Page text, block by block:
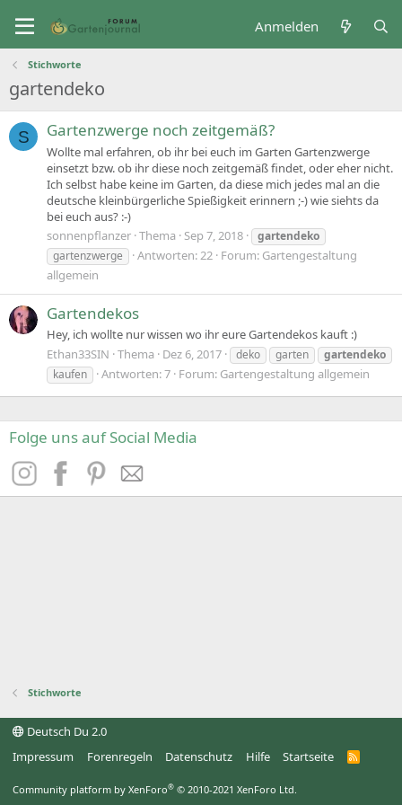
Anmelden
Stichworte
gartendeko
S Gartenzwerge noch zeitgemäß?
Wollte mal erfahren, ob ihr bei euch im Garten Gartenzwerge
einsetzt bzw. ob ihr diese noch zeitgemäß findet, oder eher nicht.
Ich selbst habe keine im Garten, da diese mich jedes mal an die
deutsche kleinbürgerliche Spießigkeit erinnern ;-) wie siehts da
bei euch aus? :-)
sonnenpflanzer Thema Sep 7, 2018
gartendeko
gartenzwerge
Antworten: 22 Forum: Gartengestaltung
allgemein
Gartendekos
Hey, ich wollte nur wissen wo ihr eure Gartendekos kauft :)
Ethan33SIN Thema Dez 6, 2017 deko garten
gartendeko
kaufen
Antworten: 7 Forum: Gartengestaltung allgemein
Folge uns auf Social Media
Stichworte
Deutsch Du 2.0
Impressum
Forenregeln Datenschutz Hilfe Startseite
R
Community platform by XenForo® © 2010-2021 XenForo Ltd.